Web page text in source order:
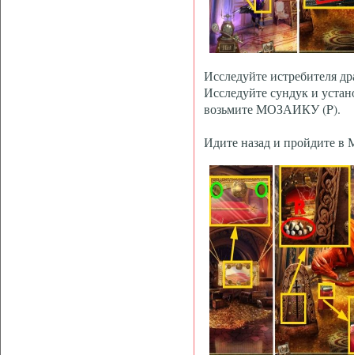
Исследуйте истребителя
Исследуйте сундук и
возьмите МОЗАИКУ (P).
Идите назад и пройдите